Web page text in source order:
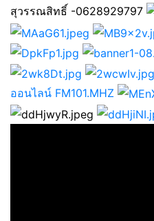
สุวรรณสิทธิ์ -0628929797
ออนไลน์ FM101.MHZ